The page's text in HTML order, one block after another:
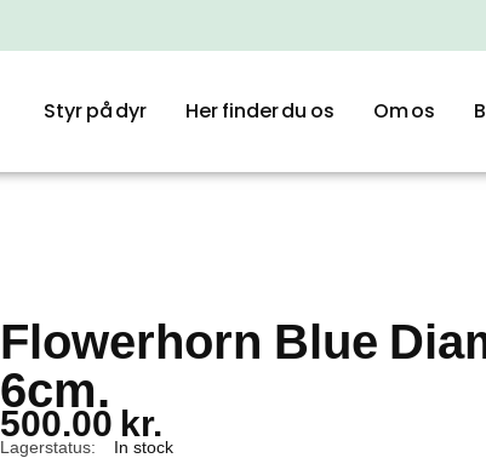
Styr på dyr Her finder du os Om os
Flowerhorn Blue
6cm.
500.00 kr.
Lagerstatus: In stock